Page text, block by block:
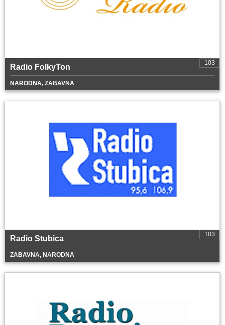
103
Radio FolkyTon
NARODNA, ZABAVNA
103
Radio Stubica
ZABAVNA, NARODNA